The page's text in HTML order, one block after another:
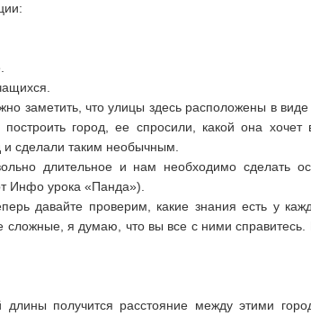
заметить, что улицы здесь расположены в виде
город, ее спросили, какой она
сделали таким необычным.
длительное и нам необходимо сделать
Инфо урока «Панда»).
давайте проверим, какие знания есть у
сложные, я думаю, что вы все с ними
получится расстояние между этими